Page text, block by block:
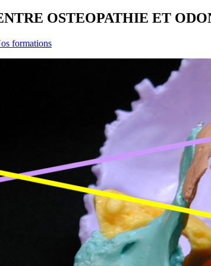
OSTEOPATHIE ET
formations